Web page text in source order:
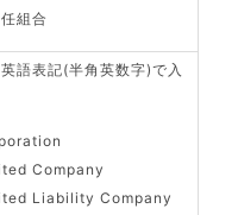
組合
語表記(半角英数字)で入
Company
Liability Company